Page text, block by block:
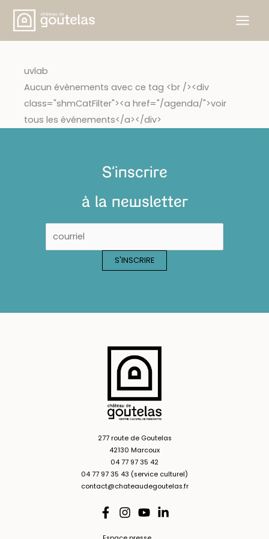
Aller
contenu
uvlab
Aucun évènements avec ce tag <br /><div
class="shmCatFilter"><a href="/agenda/">voir
tous les événements</a></div>
S'inscrire
à la newsletter
277 route de Goutelas
42130 Marcoux
04 77 97 35 42
04 77 97 35 43 (service culturel)
contact@chateaudegoutelas.fr